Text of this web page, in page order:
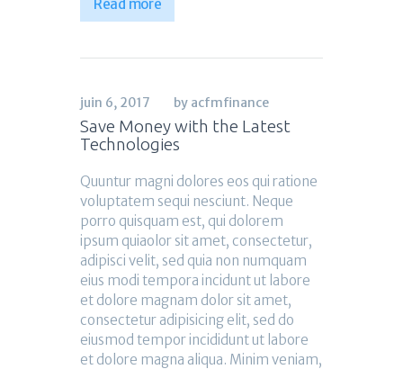
Read more
juin 6, 2017 by acfmfinance
Save Money with the Latest
Technologies
Quuntur magni dolores eos qui ratione
voluptatem sequi nesciunt. Neque
porro quisquam est, qui dolorem
ipsum quiaolor sit amet, consectetur,
adipisci velit, sed quia non numquam
eius modi tempora incidunt ut labore
et dolore magnam dolor sit amet,
consectetur adipisicing elit, sed do
eiusmod tempor incididunt ut labore
et dolore magna aliqua. Minim veniam,